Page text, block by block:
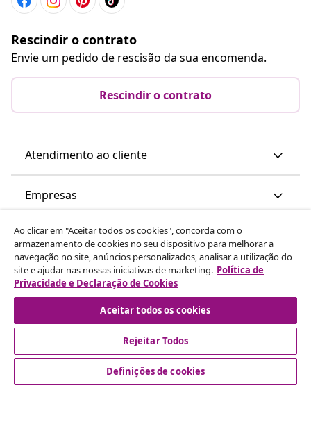
Rescindir o contrato
Envie um pedido de rescisão da sua encomenda.
Rescindir o contrato
Atendimento ao cliente
Empresas
vidaXL
Descubra mais
© 2008-2026 vidaXL www.vidaxl.pt é um site da vidaXL
Ao clicar em "Aceitar todos os cookies", concorda com o
armazenamento de cookies no seu dispositivo para melhorar a
navegação no site, anúncios personalizados, analisar a utilização do
site e ajudar nas nossas iniciativas de marketing. Política de
Privacidade e Declaração de Cookies
Aceitar todos os cookies
Rejeitar Todos
Definições de cookies